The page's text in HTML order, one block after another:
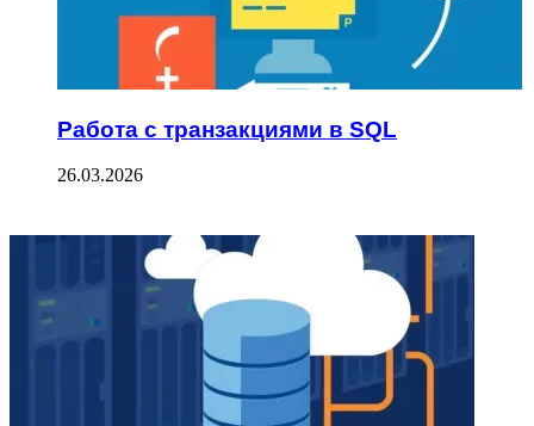
Работа с транзакциями в SQL
26.03.2026